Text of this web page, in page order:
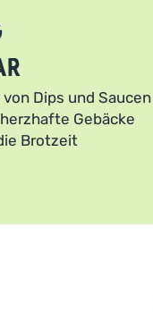
Dips und Saucen
Gebäcke
Brotzeit